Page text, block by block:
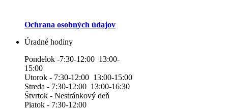
Ochrana osobných údajov
Úradné hodiny
Pondelok -7:30-12:00 13:00-
15:00
Utorok - 7:30-12:00 13:00-15:00
Streda - 7:30-12:00 13:00-16:30
Štvrtok - Nestránkový deň
Piatok - 7:30-12:00